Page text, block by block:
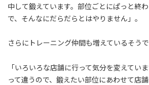
中して鍛えています。部位ごとにぱっと終
で、そんなにだらだらとはやりません」。
さらにトレーニング仲間も増えているそうで
「いろいろな店舗に行って気分を変えてい
って違うので、鍛えたい部位にあわせて店